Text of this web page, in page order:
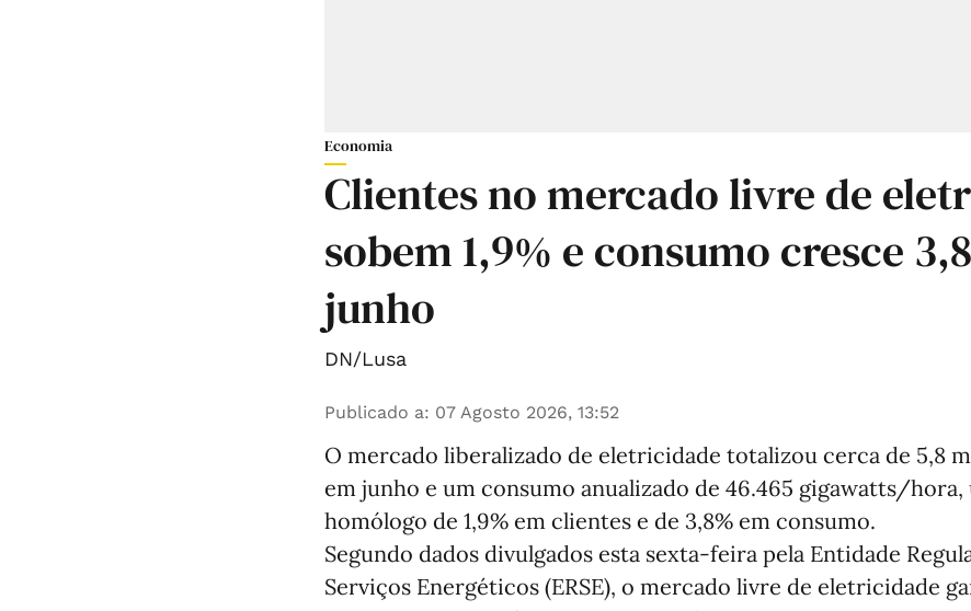
Economia
Clientes no mercado livre de
sobem 1,9% e consumo cresce
junho
DN/Lusa
Publicado a: 07 Agosto 2026, 13:52
O mercado liberalizado de eletricidade totalizou cerca de 5,8
em junho e um consumo anualizado de 46.465 gigawatts/hora,
homólogo de 1,9% em clientes e de 3,8% em consumo.
Segundo dados divulgados esta sexta-feira pela Entidade
Serviços Energéticos (ERSE), o mercado livre de eletricidade